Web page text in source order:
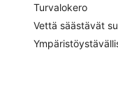
Turvalokero
Vettä säästävät